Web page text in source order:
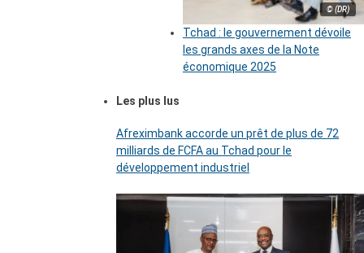
© (DR)
Tchad : le gouvernement dévoile
les grands axes de la Note
économique 2025
Les plus lus
Afreximbank accorde un prêt de plus de 72
milliards de FCFA au Tchad pour le
développement industriel